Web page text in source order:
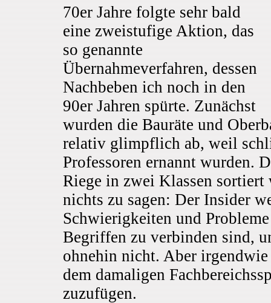
70er Jahre folgte sehr bald
eine zweistufige Aktion, das
so genannte
Übernahmeverfahren, dessen
Nachbeben ich noch in den
90er Jahren spürte. Zunächst
wurden die Bauräte und
relativ glimpflich ab, weil
Professoren ernannt wurden.
Riege in zwei Klassen sortiert
nichts zu sagen: Der Insider
Schwierigkeiten und
Begriffen zu verbinden sind,
ohnehin nicht. Aber
dem damaligen
zuzufügen.